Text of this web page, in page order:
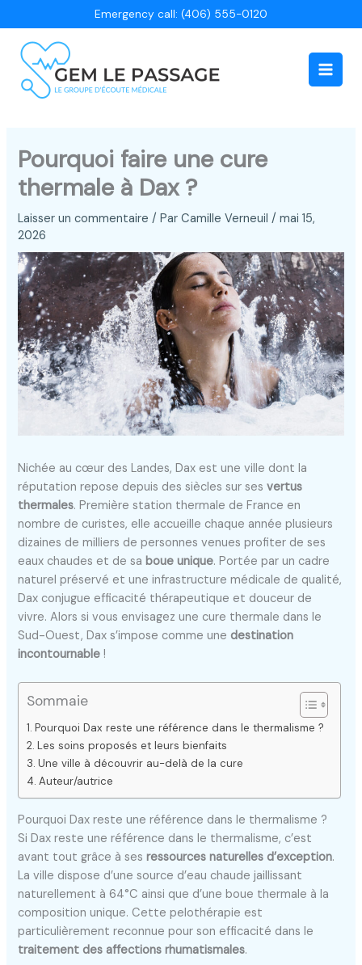
au
contenu
Emergency call: (406) 555-0120
Main
Pourquoi faire une cure
thermale à Dax ?
Laisser un commentaire / ParCamille Verneuil/mai 15,
2026
Nichée au cœur des Landes, Dax est une ville dont la
réputation repose depuis des siècles sur sesvertus
thermales. Première station thermale de France en
nombre de curistes, elle accueille chaque année plusieurs
dizaines de milliers de personnes venues profiter de ses
eaux chaudes et de sa boue unique. Portée par un cadre
naturel préservé et une infrastructure médicale de qualité,
Dax conjugue efficacité thérapeutique et douceur de
vivre. Alors si vous envisagez une cure thermale dans le
Sud-Ouest, Dax s’impose comme unedestination
incontournable !
Sommaie
Pourquoi Dax reste une référence dans le thermalisme ?
Les soins proposés et leurs bienfaits
Une ville à découvrir au-delà de la cure
Auteur/autrice
Pourquoi Dax reste une référence dans le thermalisme ?
Si Dax reste une référence dans le thermalisme, c’est
avant tout grâce à sesressources naturelles d’exception.
La ville dispose d’une source d’eau chaude jaillissant
naturellement à 64°C ainsi que d’une boue thermale à la
composition unique. Cette pelothérapie est
particulièrement reconnue pour son efficacité dans le
traitement des affections rhumatismales.